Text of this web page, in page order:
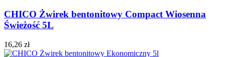
CHICO Żwirek bentonitowy Compact Wiosenna
Świeżość 5L
16,26 zł